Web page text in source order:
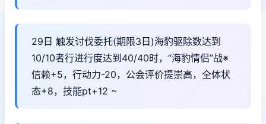
29日 触发讨伐委托(期限3日)海豹驱除数达到
10/10者行进行度达到40/40时，“海豹情侣”战※
信赖+5，行动力-20，公会评价提崇高，全体状
态+8，技能pt+12 ~